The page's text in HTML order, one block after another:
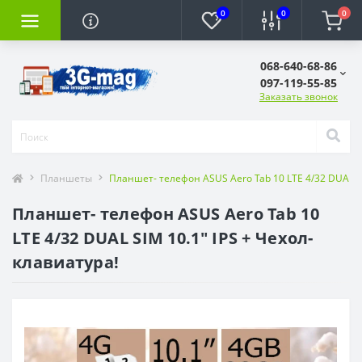
0 0 0
068-640-68-86
097-119-55-85
Заказать звонок
Планшеты Планшет- телефон ASUS Aero Tab 10 LTE 4/32 DUAL
Планшет- телефон ASUS Aero Tab 10
LTE 4/32 DUAL SIM 10.1" IPS + Чехол-
клавиатура!